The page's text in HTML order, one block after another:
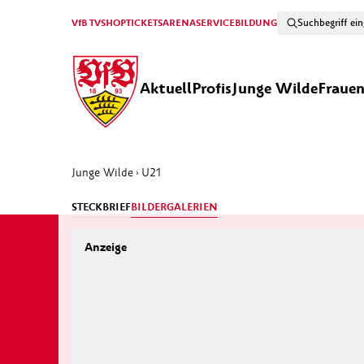
VfB TVSHOPTICKETSARENASERVICEBILDUNG
AktuellProfisJunge WildeFrauen
Junge Wilde › U21
STECKBRIEFBILDERGALERIEN